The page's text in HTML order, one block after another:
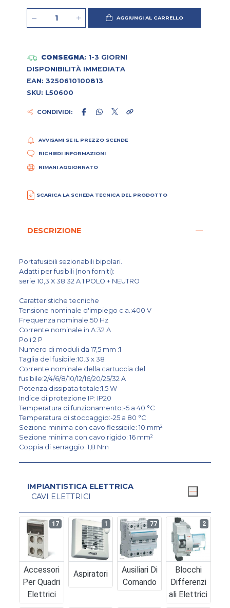
AGGIUNGI AL CARRELLO
CONSEGNA: 1-3 GIORNI
DISPONIBILITÀ IMMEDIATA
EAN: 3250610100813
SKU: L50600
CONDIVIDI:
AVVISAMI SE IL PREZZO SCENDE
RICHIEDI INFORMAZIONI
RIMANI AGGIORNATO
SCARICA LA SCHEDA TECNICA DEL PRODOTTO
DESCRIZIONE
Portafusibili sezionabili bipolari.
Adatti per fusibili (non forniti):
serie 10,3 X 38 32 A 1 POLO + NEUTRO
Caratteristiche tecniche
Tensione nominale d'impiego c.a.:400 V
Frequenza nominale:50 Hz
Corrente nominale in A:32 A
Poli:2 P
Numero di moduli da 17,5 mm :1
Taglia del fusibile:10.3 x 38
Corrente nominale della cartuccia del
fusibile:2/4/6/8/10/12/16/20/25/32 A
Potenza dissipata totale:1,5 W
Indice di protezione IP: IP20
Temperatura di funzionamento:-5 a 40 °C
Temperatura di stoccaggio:-25 a 80 °C
Sezione minima con cavo flessibile: 10 mm²
Sezione minima con cavo rigido: 16 mm²
Coppia di serraggio: 1,8 Nm
IMPIANTISTICA ELETTRICA
CAVI ELETTRICI
Accessori
Per Quadri
Elettrici
17
Aspiratori
1
Ausiliari Di
Comando
77
Blocchi
Differenzi
Ali Elettrici
2